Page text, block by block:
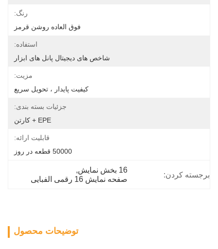
رنگ:
فوق العاده روشن قرمز
استفاده:
شاخص های دیجیتال پانل های ابزار
مزیت:
کیفیت پایدار ، تحویل سریع
جزئیات بسته بندی:
EPE + کارتن
قابلیت ارائه:
50000 قطعه در روز
برجسته کردن:
16 بخش نمایش
,
صفحه نمایش 16 رقمی الفبایی
توضیحات محصول